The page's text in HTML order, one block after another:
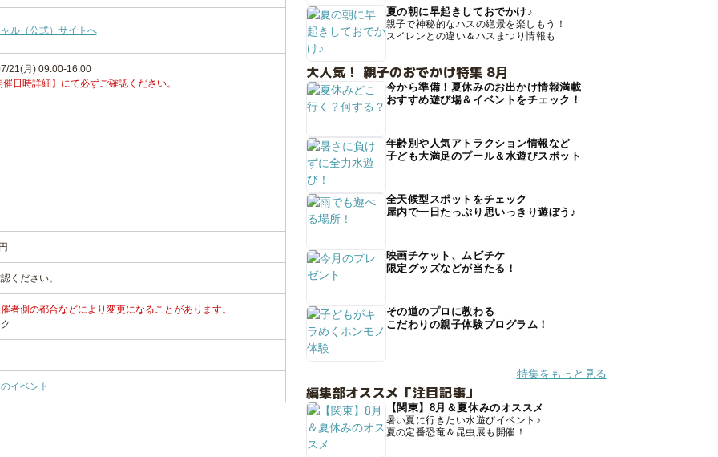
ル（公式）サイトへ
21(月) 09:00-16:00
日時詳細】にて必ずご確認ください。
ください。
者側の都合などにより変更になることがあります。
イベント
夏の朝に早起きしておでかけ♪
親子で神秘的なハスの絶景を楽しもう！
スイレンとの違い＆ハスまつり情報も
大人気！ 親子のおでかけ特集 8月
今から準備！夏休みのお出かけ情報満載
おすすめ遊び場＆イベントをチェック！
年齢別や人気アトラクション情報など
子ども大満足のプール＆水遊びスポット
全天候型スポットをチェック
屋内で一日たっぷり思いっきり遊ぼう♪
映画チケット、ムビチケ
限定グッズなどが当たる！
その道のプロに教わる
こだわりの親子体験プログラム！
特集をもっと見る
編集部オススメ「注目記事」
【関東】8月＆夏休みのオススメ
暑い夏に行きたい水遊びイベント♪
夏の定番恐竜＆昆虫展も開催！